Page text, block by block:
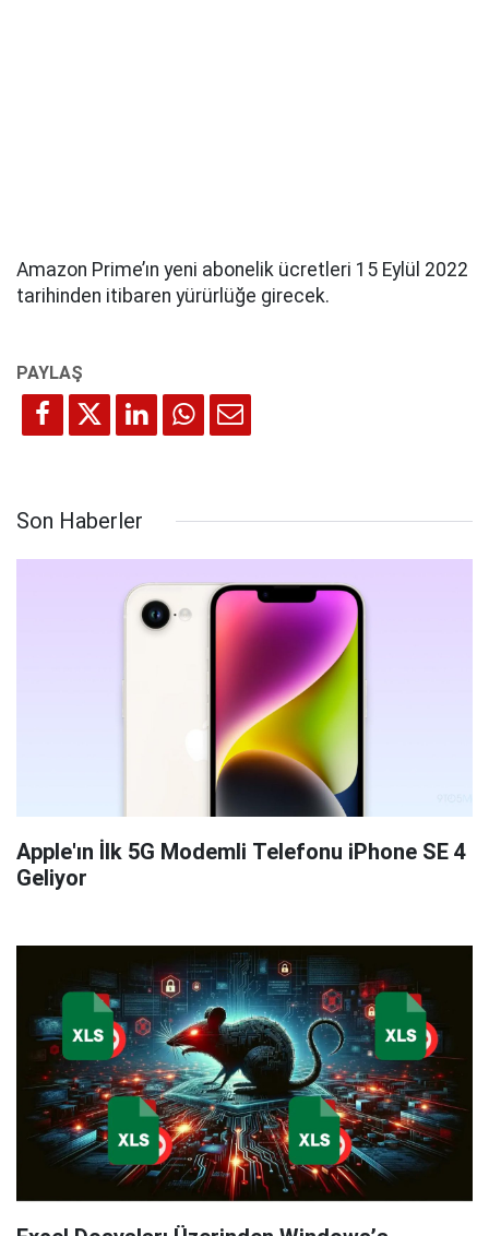
Amazon Prime’ın yeni abonelik ücretleri 15 Eylül 2022
tarihinden itibaren yürürlüğe girecek.
Son Haberler
Apple'ın İlk 5G Modemli Telefonu iPhone SE 4
Geliyor